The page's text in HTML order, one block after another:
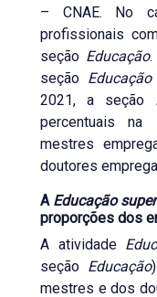
– CNAE. No
profissionais
seção Educação.
seção Educação
2021, a seção
percentuais
mestres
doutores
A Educação
proporções dos
A atividade
seção Educação
mestres e dos